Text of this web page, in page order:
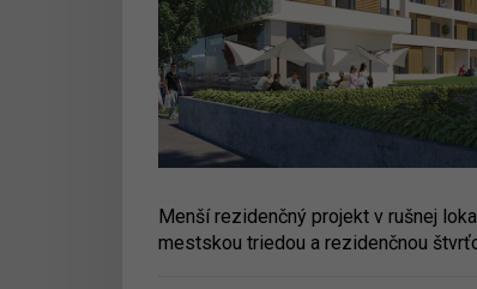
Menší rezidenčný projekt v rušnej
mestskou triedou a rezidenčnou